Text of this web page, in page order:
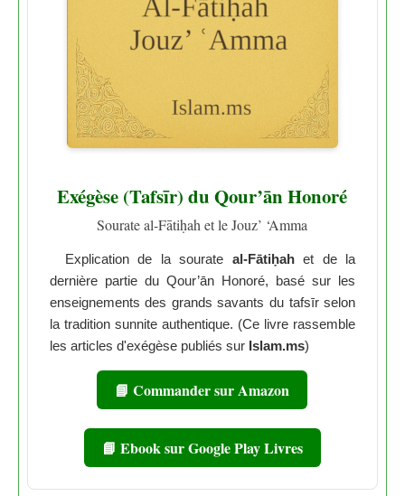
Exégèse (Tafsīr) du Qour’ān Honoré
Sourate al-Fātiḥah et le Jouz’ ‘Amma
Explication de la sourate al-Fātiḥahet de la
dernière partie du Qour’ān Honoré, basé sur les
enseignements des grands savants du tafsīr selon
la tradition sunnite authentique. (Ce livre rassemble
les articles d'exégèse publiés sur Islam.ms)
📘 Commander sur Amazon
📘 Ebook sur Google Play Livres